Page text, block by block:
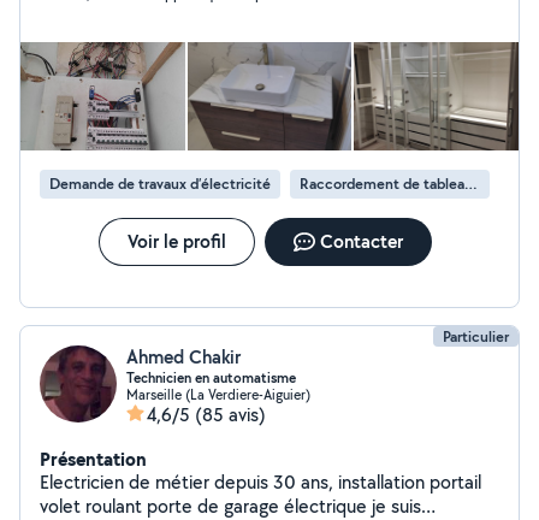
Nettoyage maison , garage .... Aide déménagement ....
je suis disponible sur tous Marseille
Demande de travaux d’électricité Raccordement de tableau électrique
Voir le profil Contacter
Particulier
Ahmed Chakir
Technicien en automatisme
Marseille (La Verdiere-Aiguier)
4,6/5 (85 avis)
Présentation
Electricien de métier depuis 30 ans, installation portail
volet roulant porte de garage électrique je suis